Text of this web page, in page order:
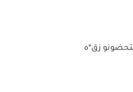
زق*ه